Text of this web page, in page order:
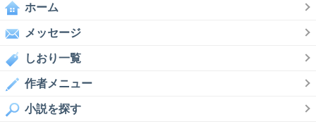
ホーム
メッセージ
しおり一覧
作者メニュー
小説を探す